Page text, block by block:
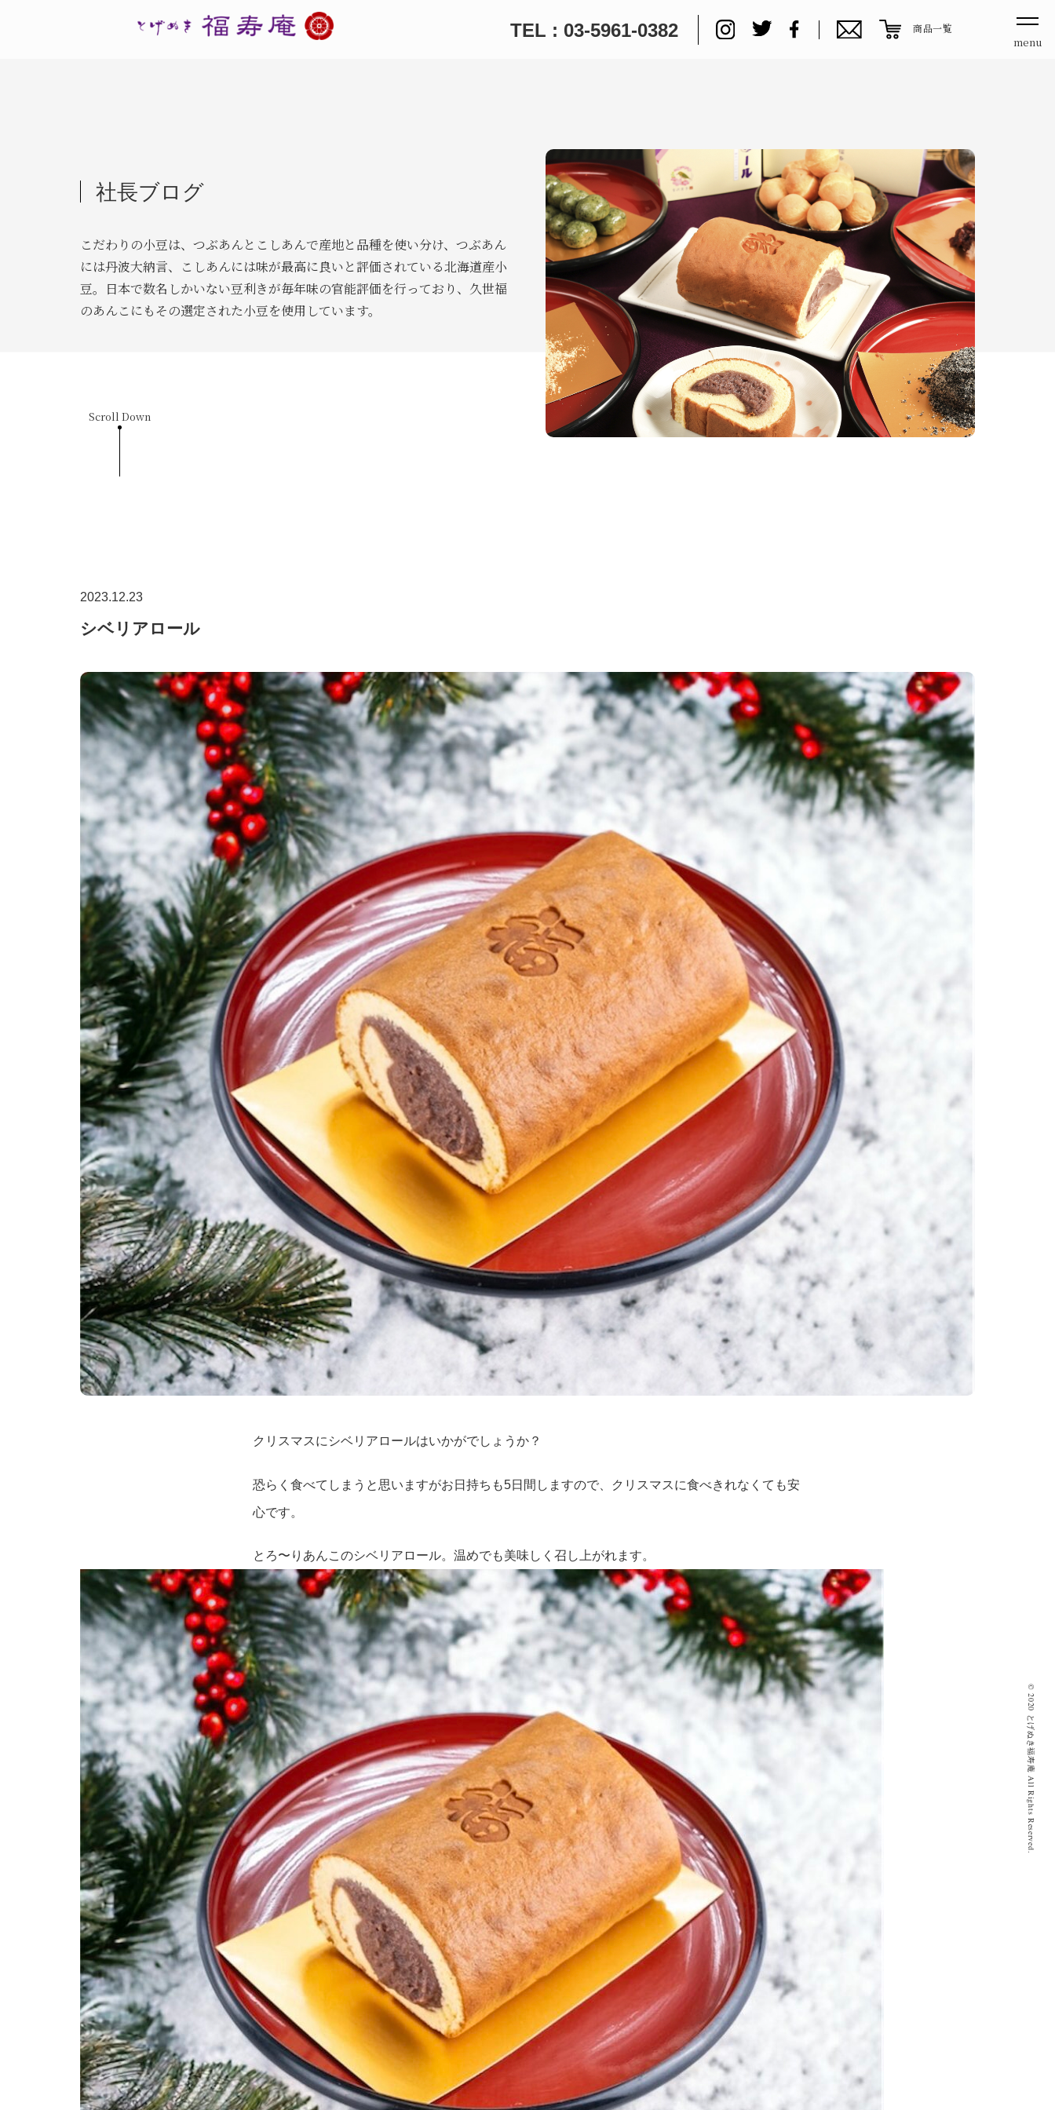
TEL : 03-5961-0382 商品一覧
menu
© 2020 とげぬき福寿庵 All Rights Reserved.
社長ブログ
こだわりの小豆は、つぶあんとこしあんで産地と品種を使い分け、つぶあん
には丹波大納言、こしあんには味が最高に良いと評価されている北海道産小
豆。日本で数名しかいない豆利きが毎年味の官能評価を行っており、久世福
のあんこにもその選定された小豆を使用しています。
Scroll Down
2023.12.23
シベリアロール
クリスマスにシベリアロールはいかがでしょうか？
恐らく食べてしまうと思いますがお日持ちも5日間しますので、クリスマスに食べきれなくても安
心です。
とろ〜りあんこのシベリアロール。温めでも美味しく召し上がれます。